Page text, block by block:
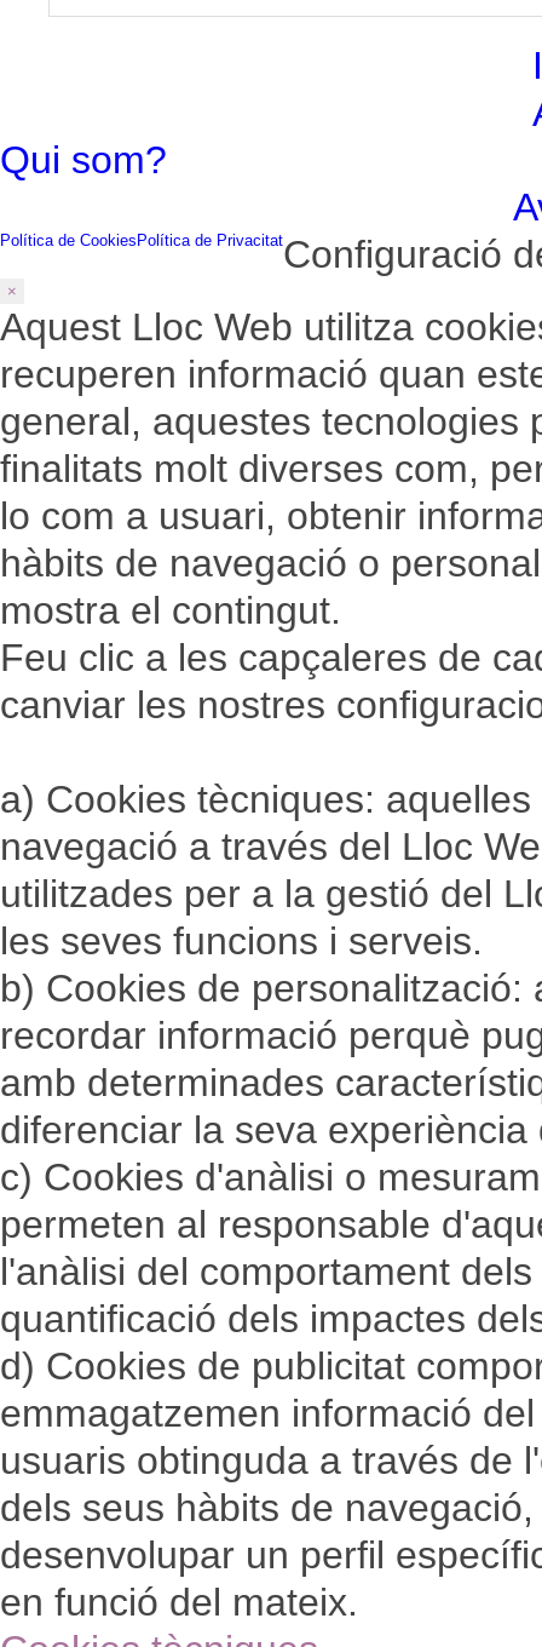
Qui som?
Política de CookiesPolítica de PrivacitatConfiguració
×
Aquest Lloc Web utilitza
recuperen informació quan
general, aquestes tecnologies
finalitats molt diverses com,
lo com a usuari, obtenir
hàbits de navegació o
mostra el contingut.
Feu clic a les capçaleres de
canviar les nostres
a) Cookies tècniques:
navegació a través del Lloc
utilitzades per a la gestió del
les seves funcions i serveis.
b) Cookies de
recordar informació perquè
amb determinades
diferenciar la seva
c) Cookies d'anàlisi o
permeten al responsable
l'anàlisi del comportament
quantificació dels impactes
d) Cookies de publicitat
emmagatzemen informació
usuaris obtinguda a través de
dels seus hàbits de
desenvolupar un perfil
en funció del mateix.